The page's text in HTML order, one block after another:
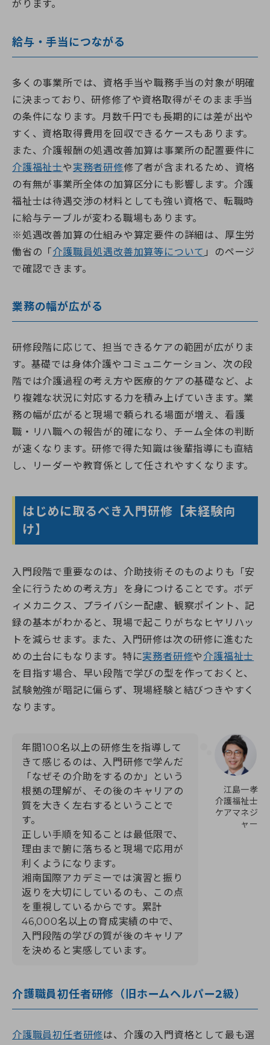
がります。
給与・手当につながる
多くの事業所では、資格手当や職務手当の対象が明確
に決まっており、研修修了や資格取得がそのまま手当
の条件になります。月数千円でも長期的には差が出や
すく、資格取得費用を回収できるケースもあります。
また、介護報酬の処遇改善加算は事業所の配置要件に
介護福祉士や 実務者研修修了者が含まれるため、資格
の有無が事業所全体の加算区分にも影響します。介護
福祉士は待遇交渉の材料としても強い資格で、転職時
に給与テーブルが変わる職場もあります。
※処遇改善加算の仕組みや算定要件の詳細は、厚生労
働省の「介護職員処遇改善加算等について 」のページ
で確認できます。
業務の幅が広がる
研修段階に応じて、担当できるケアの範囲が広がりま
す。基礎では身体介護やコミュニケーション、次の段
階では介護過程の考え方や医療的ケアの基礎など、よ
り複雑な状況に対応する力を積み上げていきます。業
務の幅が広がると現場で頼られる場面が増え、看護
職・リハ職への報告が的確になり、チーム全体の判断
が速くなります。研修で得た知識は後輩指導にも直結
し、リーダーや教育係として任されやすくなります。
はじめに取るべき入門研修【未経験向
け】
入門段階で重要なのは、介助技術そのものよりも「安
全に行うための考え方」を身につけることです。ボデ
ィメカニクス、プライバシー配慮、観察ポイント、記
録の基本がわかると、現場で起こりがちなヒヤリハッ
トを減らせます。また、入門研修は次の研修に進むた
めの土台にもなります。特に実務者研修や 介護福祉士
を目指す場合、早い段階で学びの型を作っておくと、
試験勉強が暗記に偏らず、現場経験と結びつきやすく
なります。
江島一孝
介護福祉士
ケアマネジ
ャー
年間100名以上の研修生を指導して
きて感じるのは、入門研修で学んだ
「なぜその介助をするのか」という
根拠の理解が、その後のキャリアの
質を大きく左右するということで
す。
正しい手順を知ることは最低限で、
理由まで腑に落ちると現場で応用が
利くようになります。
湘南国際アカデミーでは演習と振り
返りを大切にしているのも、この点
を重視しているからです。累計
46,000名以上の育成実績の中で、
入門段階の学びの質が後のキャリア
を決めると実感しています。
介護職員初任者研修（旧ホームヘルパー2級）
介護職員初任者研修は、介護の入門資格として最も選